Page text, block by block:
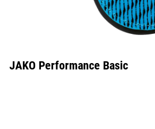
JAKO Performance Basic